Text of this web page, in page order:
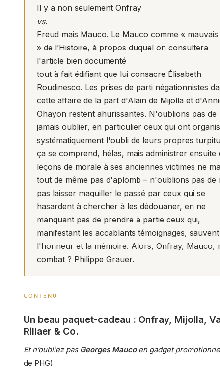
Il y a non seulement Onfray
vs.
Freud mais Mauco. Le Mauco comme «
» de l’Histoire, à propos duquel on consultera
l'article bien documenté
tout à fait édifiant que lui consacre Élisabeth
Roudinesco. Les prises de parti négationnistes
cette affaire de la part d'Alain de Mijolla et
Ohayon restent ahurissantes. N'oublions pas de
jamais oublier, en particulier ceux qui ont
systématiquement l'oubli de leurs propres
ça se comprend, hélas, mais administrer ensuite
leçons de morale à ses anciennes victimes ne
tout de même pas d'aplomb – n'oublions pas de
pas laisser maquiller le passé par ceux qui se
hasardent à chercher à les dédouaner, en ne
manquant pas de prendre à partie ceux qui,
manifestant les accablants témoignages, sauvent
l'honneur et la mémoire. Alors, Onfray, Mauco,
combat ? Philippe Grauer.
CONTENU
Un beau paquet-cadeau : Onfray, Mijolla,
Rillaer & Co.
Et n’oubliez pas Georges Maucoen gadget
de PHG)